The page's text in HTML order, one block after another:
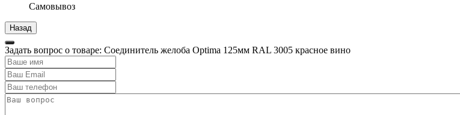
Самовывоз
Задать вопрос о товаре: Соединитель желоба Optima 125мм RAL 3005 красное вино